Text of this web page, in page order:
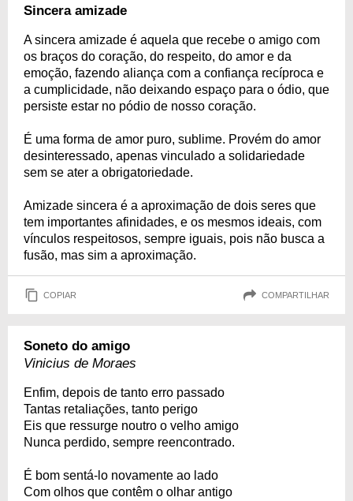
Sincera amizade
A sincera amizade é aquela que recebe o amigo com
os braços do coração, do respeito, do amor e da
emoção, fazendo aliança com a confiança recíproca e
a cumplicidade, não deixando espaço para o ódio, que
persiste estar no pódio de nosso coração.
É uma forma de amor puro, sublime. Provém do amor
desinteressado, apenas vinculado a solidariedade
sem se ater a obrigatoriedade.
Amizade sincera é a aproximação de dois seres que
tem importantes afinidades, e os mesmos ideais, com
vínculos respeitosos, sempre iguais, pois não busca a
fusão, mas sim a aproximação.
COPIAR COMPARTILHAR
Soneto do amigo
Vinicius de Moraes
Enfim, depois de tanto erro passado
Tantas retaliações, tanto perigo
Eis que ressurge noutro o velho amigo
Nunca perdido, sempre reencontrado.
É bom sentá-lo novamente ao lado
Com olhos que contêm o olhar antigo